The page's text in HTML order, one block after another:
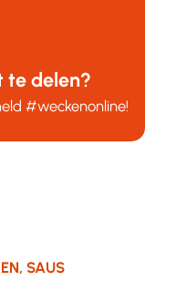
te delen?
#weckenonline!
,SAUS